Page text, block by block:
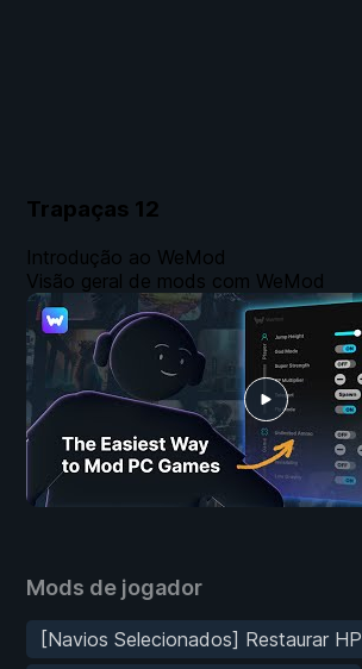
Trapaças 12
Mods de jogador
[Navios Selecionados] Restaurar HP
Introdução ao WeMod
Visão geral de mods com WeMod